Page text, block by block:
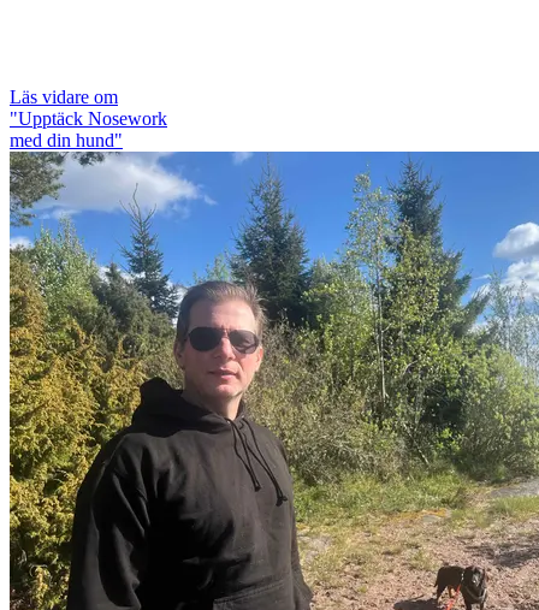
Läs vidare om
"Upptäck Nosework
med din hund"